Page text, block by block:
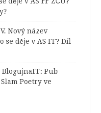
Nový název
se děje v AS FF? Díl
BlogujnaFF: Pub
Poetry ve